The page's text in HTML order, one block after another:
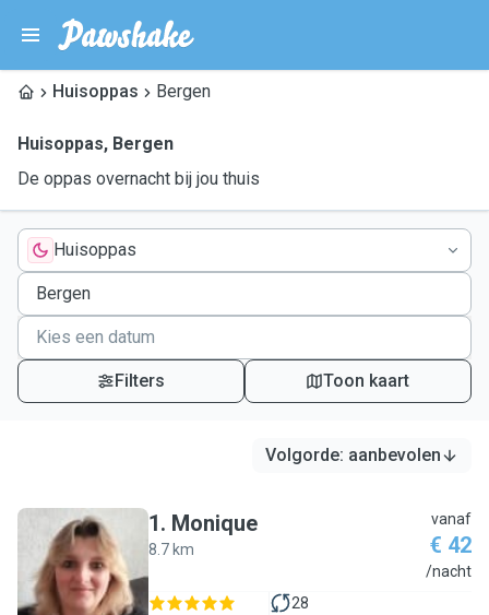
Huisoppas Bergen
Huisoppas, Bergen
De oppas overnacht bij jou thuis
Huisoppas
Filters Toon kaart
Volgorde: aanbevolen
M
1. Monique
8.7 km
vanaf
€ 42
/nacht
28